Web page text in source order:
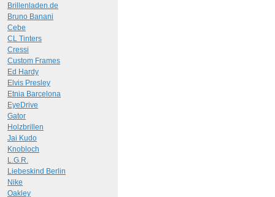
Brillenladen.de
Bruno Banani
Cebe
CL Tinters
Cressi
Custom Frames
Ed Hardy
Elvis Presley
Etnia Barcelona
EyeDrive
Gator
Holzbrillen
Jai Kudo
Knobloch
L.G.R.
Liebeskind Berlin
Nike
Oakley